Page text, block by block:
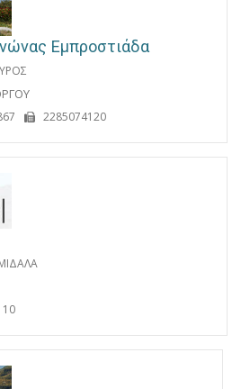
Εμπροστιάδα
2285074120